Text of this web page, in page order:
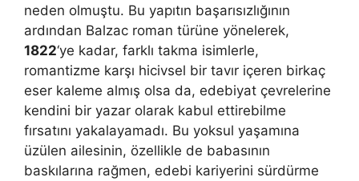
neden olmuştu. Bu yapıtın başarısızlığının
ardından Balzac roman türüne yönelerek,
1822‘ye kadar, farklı takma isimlerle,
romantizme karşı hicivsel bir tavır içeren birkaç
eser kaleme almış olsa da, edebiyat çevrelerine
kendini bir yazar olarak kabul ettirebilme
fırsatını yakalayamadı. Bu yoksul yaşamına
üzülen ailesinin, özellikle de babasının
baskılarına rağmen, edebi kariyerini sürdürme